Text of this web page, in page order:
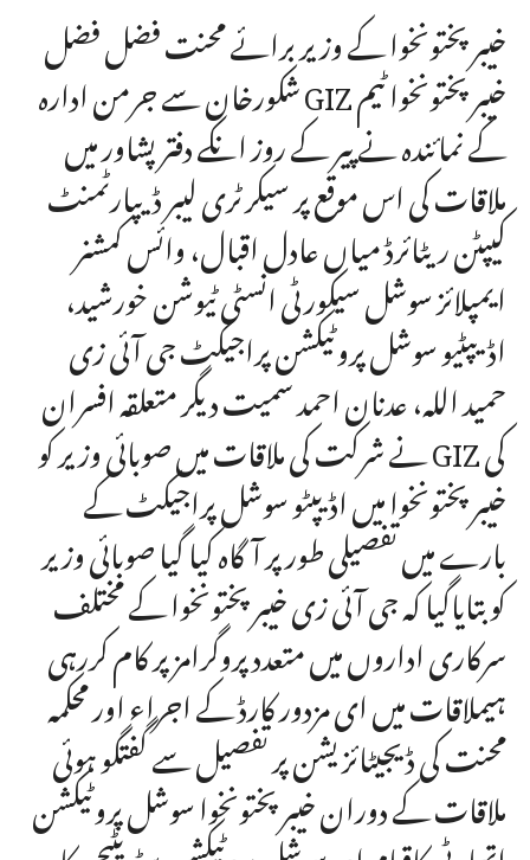
خیبر پختونخوا کے وزیر برائے محنت فضل فضل
شکورخان سے جرمن ادارہ GIZ خیبر پختونخوا ٹیم
کے نمائندہ نے پیر کے روز انکے دفتر پشاور میں
ملاقات کی اس موقع پر سیکرٹری لیبر ڈیپارٹمنٹ
کیپٹن ریٹائرڈ میاں عادل اقبال، وائس کمشنر
ایمپلائز سوشل سیکورٹی انسٹی ٹیوشن خورشید،
اڈیپٹیو سوشل پروٹیکشن پراجیکٹ جی آئی زی
حمید اللہ، عدنان احمد سمیت دیگر متعلقہ افسران
نے شرکت کی ملاقات میں صوبائی وزیر کو GIZ کی
خیبر پختونخوا میں اڈیپٹو سوشل پراجیکٹ کے
بارے میں تفصیلی طور پر آگاہ کیا گیا صوبائی وزیر
کو بتایاگیا کہ جی آئی زی خیبر پختونخوا کے مختلف
سرکاری اداروں میں متعدد پروگرامز پر کام کررہی
ہیملاقات میں ای مزدور کارڈ کے اجراء اور محکمہ
محنت کی ڈیجیٹائزیشن پر تفصیل سے گفتگو ہوئی
ملاقات کے دوران خیبر پختونخوا سوشل پروٹیکشن